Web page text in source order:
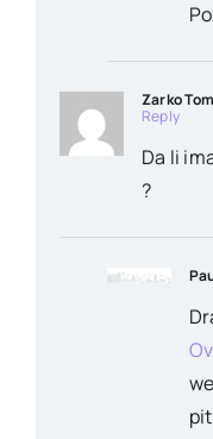
Zarko
Reply
Da li
?